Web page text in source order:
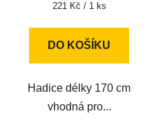
Měrná
221 Kč / 1 ks
DO KOŠÍKU
Hadice délky 170 cm
vhodná pro...